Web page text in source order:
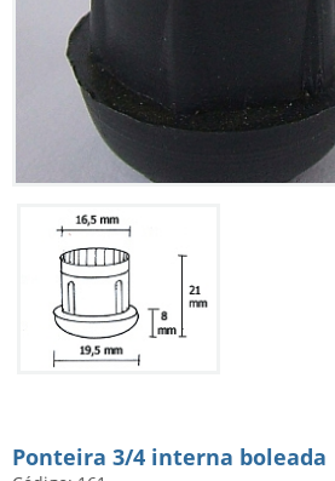
Ponteira 3/4 interna boleada